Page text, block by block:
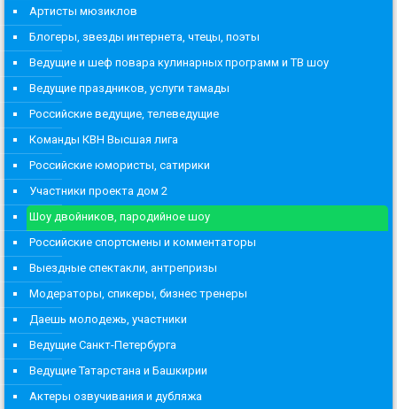
Артисты мюзиклов
Блогеры, звезды интернета, чтецы, поэты
Ведущие и шеф повара кулинарных программ и ТВ шоу
Ведущие праздников, услуги тамады
Российские ведущие, телеведущие
Команды КВН Высшая лига
Российские юмористы, сатирики
Участники проекта дом 2
Шоу двойников, пародийное шоу
Российские спортсмены и комментаторы
Выездные спектакли, антрепризы
Модераторы, спикеры, бизнес тренеры
Даешь молодежь, участники
Ведущие Санкт-Петербурга
Ведущие Татарстана и Башкирии
Актеры озвучивания и дубляжа